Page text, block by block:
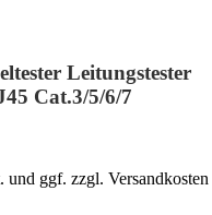
Leitungstester
Cat.3/5/6/7
ggf. zzgl. Versandkosten